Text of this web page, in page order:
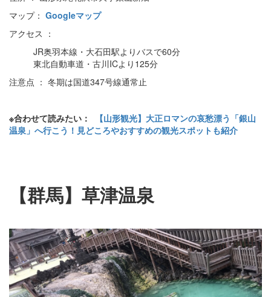
マップ： Googleマップ
アクセス ：
JR奥羽本線・大石田駅よりバスで60分
東北自動車道・古川ICより125分
注意点 ： 冬期は国道347号線通常止
※合わせて読みたい：
【山形観光】大正ロマンの哀愁漂う「銀山
温泉」へ行こう！見どころやおすすめの観光スポットも紹介
【群馬】草津温泉